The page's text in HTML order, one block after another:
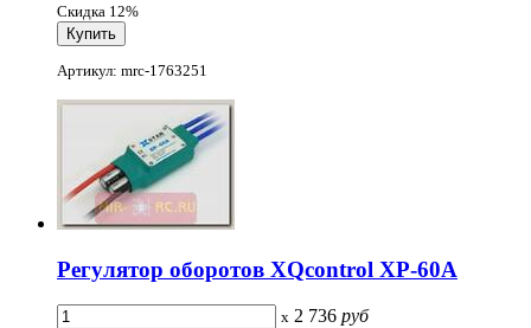
Скидка 12%
Артикул: mrc-1763251
Регулятор оборотов XQcontrol XP-60A
x 2 736 руб